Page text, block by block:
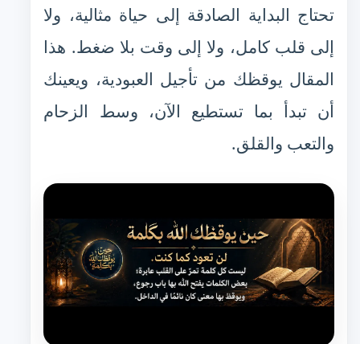
تحتاج البداية الصادقة إلى حياة مثالية، ولا
إلى قلب كامل، ولا إلى وقت بلا ضغط. هذا
المقال يوقظك من تأجيل العبودية، ويعينك
أن تبدأ بما تستطيع الآن، وسط الزحام
والتعب والقلق.